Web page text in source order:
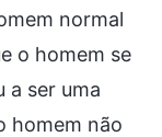
normal
o homem se
a ser uma
homem não